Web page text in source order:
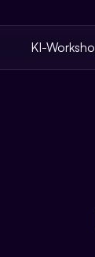
KI-